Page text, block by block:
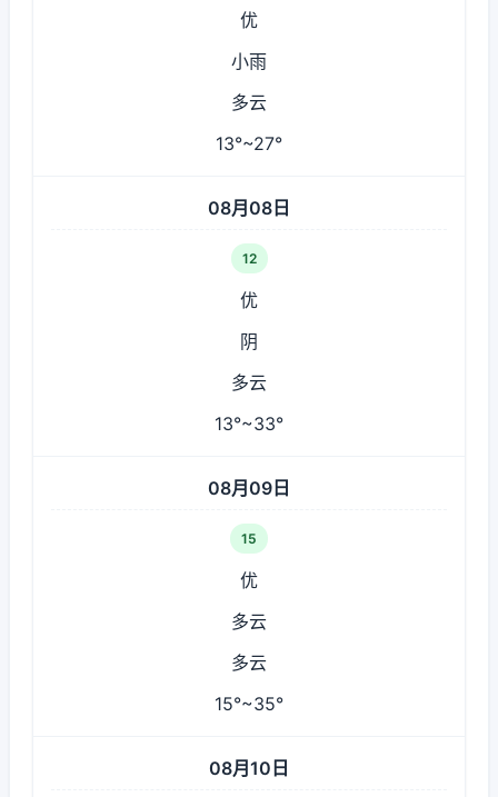
优
小雨
多云
13°~27°
08月08日
12
优
阴
多云
13°~33°
08月09日
15
优
多云
多云
15°~35°
08月10日